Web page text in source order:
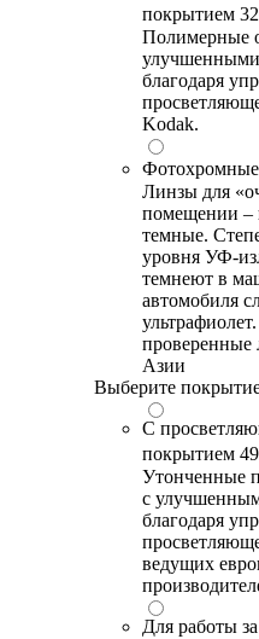
покрытием
Полимерные
улучшенными
благодаря
Kodak.
Линзы для
помещении –
темные.
уровня УФ-
темнеют в
автомобиля
Азии
Выберите
С
покрытием
Утонченные
с
благодаря
ведущих
Для работы